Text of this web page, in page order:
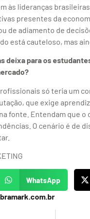
às lideranças
presentes da
de adiamento de
está cauteloso, mas
deixa para os
só teria um
que exige
fonte. Entendam que
O cenário é de
WhatsApp